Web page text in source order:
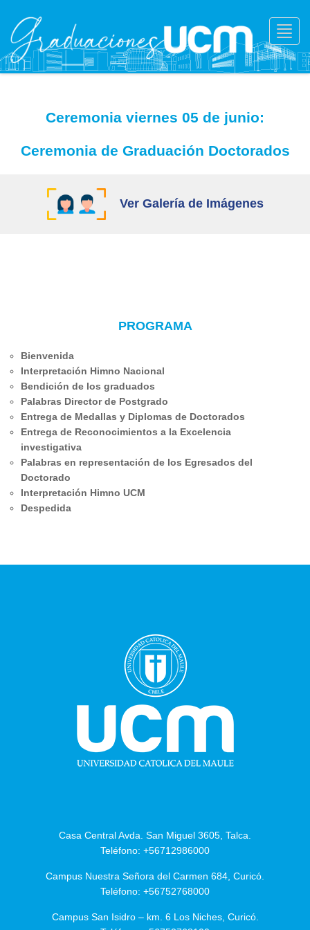
Ceremonia viernes 05 de junio:
Ceremonia de Graduación Doctorados
Ver Galería de Imágenes
PROGRAMA
Bienvenida
Interpretación Himno Nacional
Bendición de los graduados
Palabras Director de Postgrado
Entrega de Medallas y Diplomas de Doctorados
Entrega de Reconocimientos a la Excelencia
investigativa
Palabras en representación de los Egresados del
Doctorado
Interpretación Himno UCM
Despedida
Casa Central Avda. San Miguel 3605, Talca.
Teléfono: +56712986000
Campus Nuestra Señora del Carmen 684, Curicó.
Teléfono: +56752768000
Campus San Isidro – km. 6 Los Niches, Curicó.